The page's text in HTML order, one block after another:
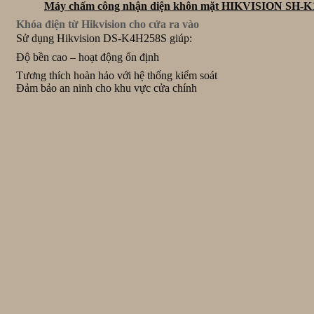
Máy chấm công nhận diện khôn mặt HIKVISION SH-
Khóa điện từ Hikvision cho cửa ra vào
Sử dụng Hikvision DS-K4H258S giúp:
Độ bền cao – hoạt động ổn định
Tương thích hoàn hảo với hệ thống kiểm soát
Đảm bảo an ninh cho khu vực cửa chính